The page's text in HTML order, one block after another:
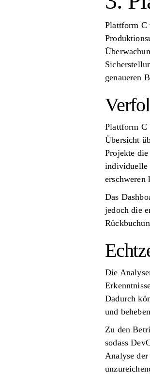
Plattform C
genaueren
Plattform C
Übersicht
Projekte
individuelle
erschweren
Das
jedoch die
Die
Dadurch
und
Zu den
sodass
Analyse